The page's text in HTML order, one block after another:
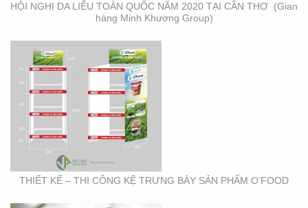
HỘI NGHỊ DA LIỄU TOÀN QUỐC NĂM 2020 TẠI CẦN THƠ (Gian
hàng Minh Khương Group)
THIẾT KẾ – THI CÔNG KỆ TRƯNG BÀY SẢN PHẨM O’FOOD
THIẾT KẾ SẢN XUẤT
LỊCH TẾT KIM PHONG